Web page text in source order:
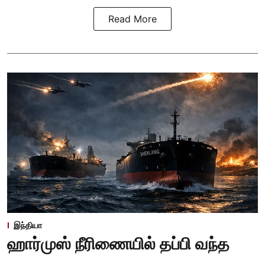
Read More
இந்தியா
ஹார்முஸ் நீரிணையில் தப்பி வந்த